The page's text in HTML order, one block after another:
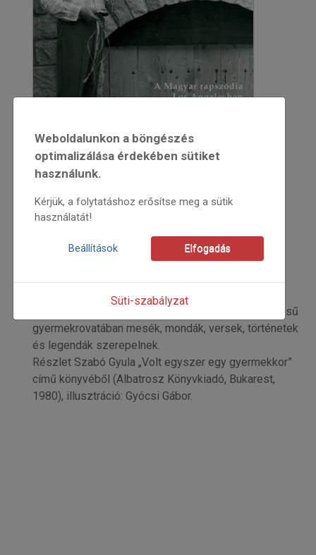
2013
Szabó Gyula
Kóka Rozália „Egyszer volt, hogy is volt?” elnevezésű
gyermekrovatában mesék, mondák, versek, történetek
és legendák szerepelnek.
Részlet Szabó Gyula „Volt egyszer egy gyermekkor”
című könyvéből (Albatrosz Könyvkiadó, Bukarest,
1980), illusztráció: Gyócsi Gábor.
Weboldalunkon a böngészés
optimalizálása érdekében sütiket
használunk.
Kérjük, a folytatáshoz erősítse meg a sütik
használatát!
Beállítások Elfogadás
Süti-szabályzat